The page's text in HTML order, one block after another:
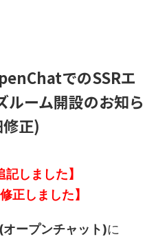
でのSSRエ
ルーム開設のお知ら
正)
しました】
正しました】
ープンチャット)に